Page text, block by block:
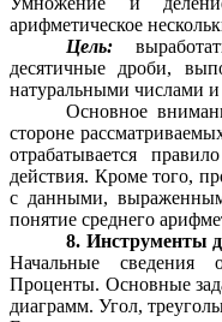
арифметическое
Цель:
десятичные дроби,
натуральными числами
Основное
стороне
отрабатывается
действия. Кроме того,
с данными,
понятие среднего
8. Инструменты
Начальные сведения
Проценты. Основные
диаграмм. Угол,